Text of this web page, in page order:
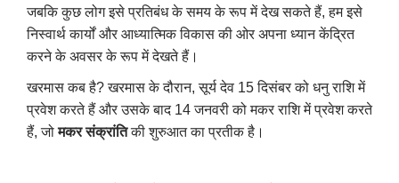
जबकि कुछ लोग इसे प्रतिबंध के समय के रूप में देख सकते हैं, हम इसे
निस्वार्थ कार्यों और आध्यात्मिक विकास की ओर अपना ध्यान केंद्रित
करने के अवसर के रूप में देखते हैं।
खरमास कब है? खरमास के दौरान, सूर्य देव 15 दिसंबर को धनु राशि में
प्रवेश करते हैं और उसके बाद 14 जनवरी को मकर राशि में प्रवेश करते
हैं, जोमकर संक्रांतिकी शुरुआत का प्रतीक है।